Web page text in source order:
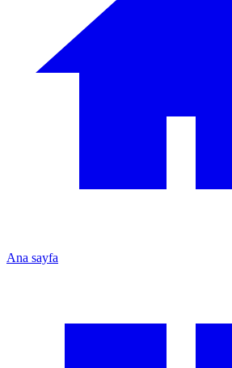
Ana sayfa